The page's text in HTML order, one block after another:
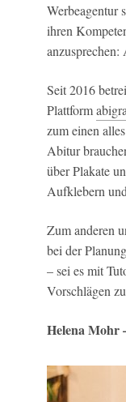
Werbeagentur
ihren
anzusprechen:
Seit 2016
Plattform
zum einen
Abitur
über Plakate
Aufklebern
Zum anderen
bei der
– sei es mit
Vorschlägen
Helena Mohr